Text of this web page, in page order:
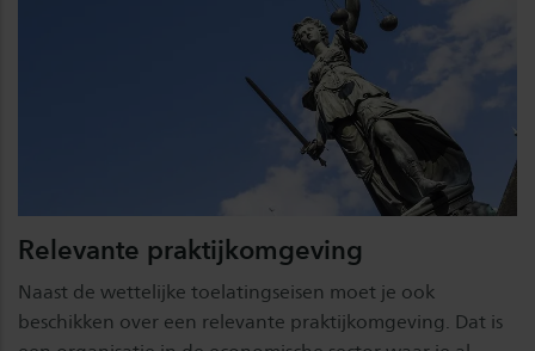
Relevante praktijkomgeving
Naast de wettelijke toelatingseisen moet je ook
beschikken over een relevante praktijkomgeving. Dat is